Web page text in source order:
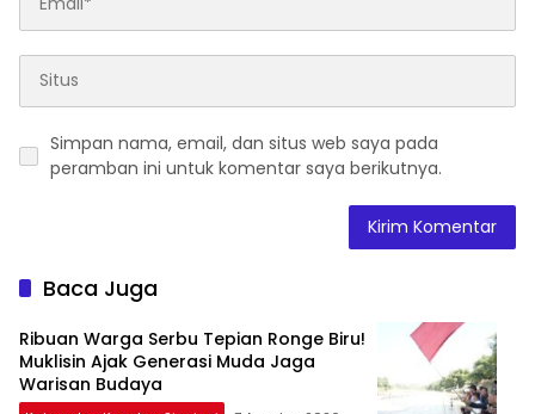
Simpan nama, email, dan situs web saya pada
peramban ini untuk komentar saya berikutnya.
Baca Juga
Ribuan Warga Serbu Tepian Ronge Biru!
Muklisin Ajak Generasi Muda Jaga
Warisan Budaya